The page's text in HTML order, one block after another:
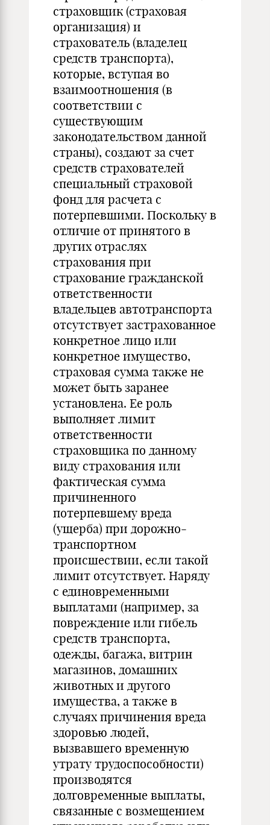
страховщик (страховая
организация) и
страхователь (владелец
средств транспорта),
которые, вступая во
взаимоотношения (в
соответствии с
существующим
законодательством данной
страны), создают за счет
средств страхователей
специальный страховой
фонд для расчета с
потерпевшими. Поскольку в
отличие от принятого в
других отраслях
страхования при
страхование гражданской
ответственности
владельцев автотранспорта
отсутствует застрахованное
конкретное лицо или
конкретное имущество,
страховая сумма также не
может быть заранее
установлена. Ее роль
выполняет лимит
ответственности
страховщика по данному
виду страхования или
фактическая сумма
причиненного
потерпевшему вреда
(ущерба) при дорожно-
транспортном
происшествии, если такой
лимит отсутствует. Наряду
с единовременными
выплатами (например, за
повреждение или гибель
средств транспорта,
одежды, багажа, витрин
магазинов, домашних
животных и другого
имущества, а также в
случаях причинения вреда
здоровью людей,
вызвавшего временную
утрату трудоспособности)
производятся
долговременные выплаты,
связанные с возмещением